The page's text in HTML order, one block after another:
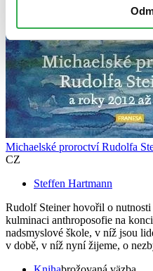
Michaelské proroctví Rudolfa
CZ
Steffen Hartmann
Rudolf Steiner hovořil o
kulminaci anthroposofie na
nadsmyslové škole, v níž jsou
v době, v níž nyní žijeme, o